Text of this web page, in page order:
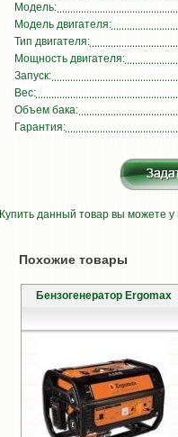
Модель:
Модель двигателя:
Тип двигателя:
Мощность двигателя:
Запуск:
Вес:
Объем бака:
Гарантия:
Купить данный товар вы можете
Похожие товары
Бензогенератор Ergomax